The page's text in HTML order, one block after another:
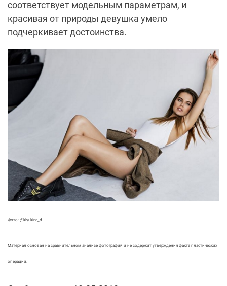
соответствует модельным параметрам, и
красивая от природы девушка умело
подчеркивает достоинства.
Фото: @klyukina_d
Материал основан на сравнительном анализе фотографий и не содержит утверждения факта пластических
операций.